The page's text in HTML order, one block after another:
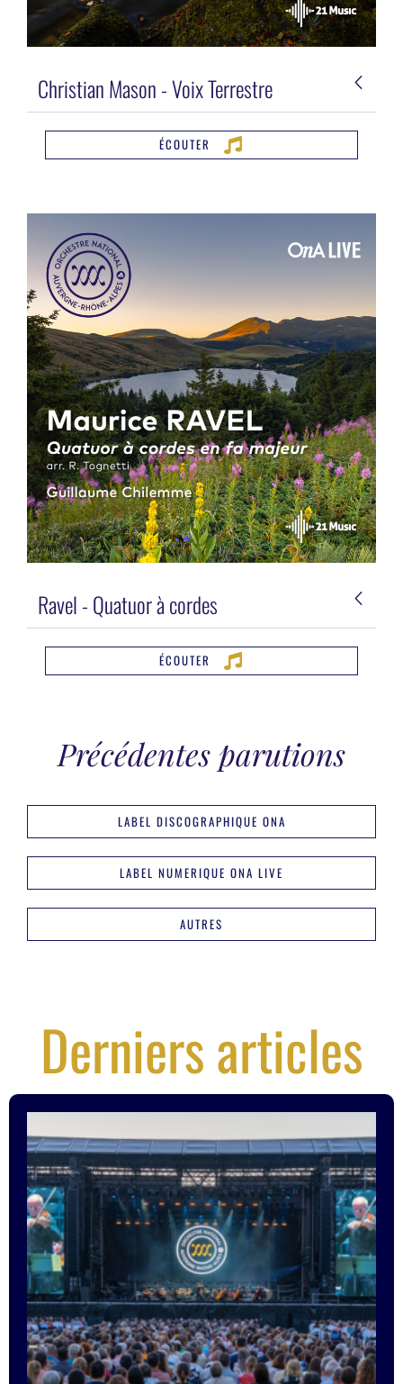
Christian Mason - Voix Terrestre
ÉCOUTER
Ravel - Quatuor à cordes
ÉCOUTER
Précédentes parutions
LABEL DISCOGRAPHIQUE ONA
LABEL NUMERIQUE ONA LIVE
AUTRES
Derniers articles